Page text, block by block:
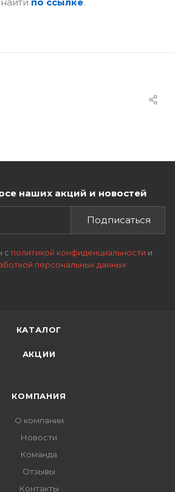
наших акций и новостей
Подписаться
с политикой конфиденциальности и
персональных данных
КАТАЛОГ
АКЦИИ
КОМПАНИЯ
О компании
Новости
Команда
Отзывы
Контакты